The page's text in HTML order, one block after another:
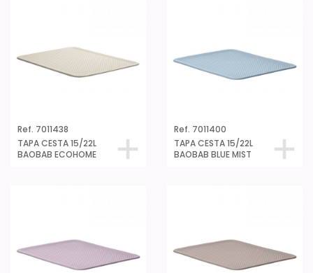
Ref. 7011438
TAPA CESTA 15/22L
BAOBAB ECOHOME
Ref. 7011400
TAPA CESTA 15/22L
BAOBAB BLUE MIST